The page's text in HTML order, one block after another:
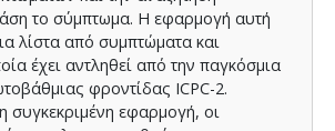
το σύμπτωμα. Η εφαρμογή αυτή
λίστα από συμπτώματα και
έχει αντληθεί από την παγκόσμια
φροντίδας ICPC-2.
συγκεκριμένη εφαρμογή, οι